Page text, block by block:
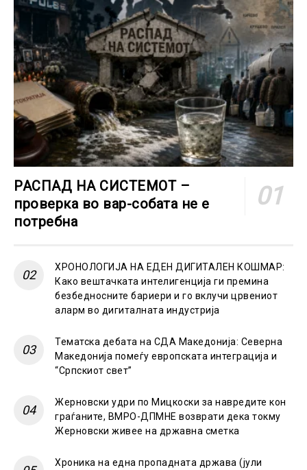
РАСПАД НА СИСТЕМОТ –
проверка во вар-собата не е
потребна
ХРОНОЛОГИЈА НА ЕДЕН ДИГИТАЛЕН КОШМАР:
Како вештачката интелигенција ги премина
безбедносните бариери и го вклучи црвениот
аларм во дигиталната индустрија
Тематска дебата на СДА Македонија: Северна
Македонија помеѓу европската интеграција и
“Српскиот свет”
Жерновски удри по Мицкоски за навредите кон
граѓаните, ВМРО-ДПМНЕ возврати дека токму
Жерновски живее на државна сметка
Хроника на една пропадната држава (јули